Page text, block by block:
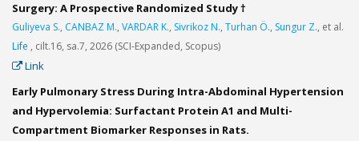
Surgery: A Prospective Randomized Study †
Guliyeva S., CANBAZ M., VARDAR K., Sivrikoz N., Turhan Ö., Sungur Z., et al.
Life , cilt.16, sa.7, 2026 (SCI-Expanded, Scopus)
Link
Early Pulmonary Stress During Intra-Abdominal Hypertension
and Hypervolemia: Surfactant Protein A1 and Multi-
Compartment Biomarker Responses in Rats.